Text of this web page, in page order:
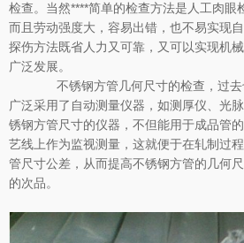
检查。当然****简单的检查方法是人工肉眼
而且劳动强度大，容易出错，也不易实现
探伤方法既省人力又可靠，又可以实现机
广泛发展。
不锈钢方管几何尺寸的检查，过去
广泛采用了自动测量仪器，如测厚仪、光
锈钢方管尺寸的仪器，不但能用于成品管
艺线上作为监视测量，这就便于在轧制过
管尺寸公差，从而提高不锈钢方管的几何
的次品。